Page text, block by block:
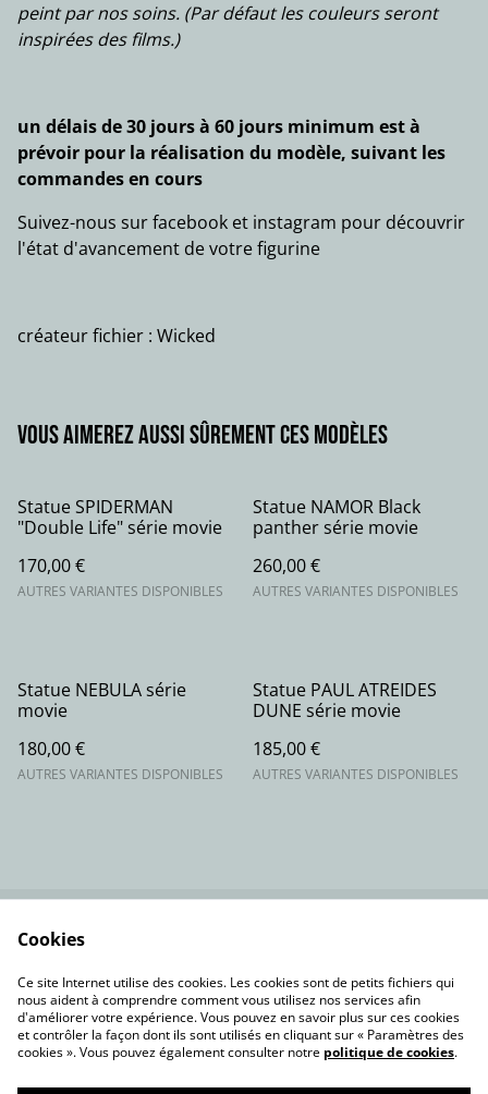
peint par nos soins. (Par défaut les couleurs seront
inspirées des films.)
un délais de 30 jours à 60 jours minimum est à
prévoir pour la réalisation du modèle, suivant les
commandes en cours
Suivez-nous sur facebook et instagram pour découvrir
l'état d'avancement de votre figurine
créateur fichier : Wicked
Vous aimerez aussi sûrement ces modèles
Statue SPIDERMAN
"Double Life" série movie
170,00 €
AUTRES VARIANTES DISPONIBLES
Statue NAMOR Black
panther série movie
260,00 €
AUTRES VARIANTES DISPONIBLES
Statue NEBULA série
movie
180,00 €
AUTRES VARIANTES DISPONIBLES
Statue PAUL ATREIDES
DUNE série movie
185,00 €
AUTRES VARIANTES DISPONIBLES
Politique de
confidentialité
Politique de cookies
Cookies
Ce site Internet utilise des cookies. Les cookies sont de petits fichiers qui
nous aident à comprendre comment vous utilisez nos services afin
d'améliorer votre expérience. Vous pouvez en savoir plus sur ces cookies
et contrôler la façon dont ils sont utilisés en cliquant sur « Paramètres des
cookies ». Vous pouvez également consulter notre politique de cookies.